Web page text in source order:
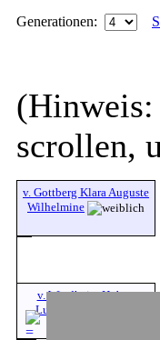
Generationen:
(Hinweis:
scrollen,
v. Gottberg Klara Auguste
Wilhelmine
v. Windheim Hubert
Ludwig